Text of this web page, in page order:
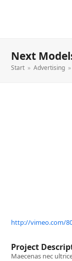
Next
Start » Advertising »
http://vimeo.com/
Project
Maecenas nec